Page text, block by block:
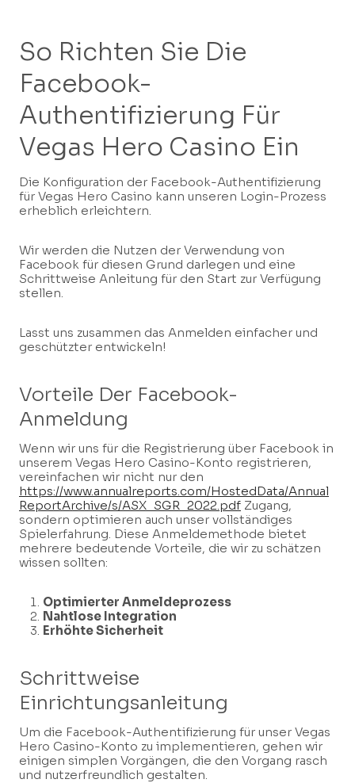
So Richten Sie Die
Facebook-
Authentifizierung Für
Vegas Hero Casino Ein
Die Konfiguration der Facebook-Authentifizierung
für Vegas Hero Casino kann unseren Login-Prozess
erheblich erleichtern.
Wir werden die Nutzen der Verwendung von
Facebook für diesen Grund darlegen und eine
Schrittweise Anleitung für den Start zur Verfügung
stellen.
Lasst uns zusammen das Anmelden einfacher und
geschützter entwickeln!
Vorteile Der Facebook-
Anmeldung
Wenn wir uns für die Registrierung über Facebook in
unserem Vegas Hero Casino-Konto registrieren,
vereinfachen wir nicht nur den
https://www.annualreports.com/HostedData/Annual
ReportArchive/s/ASX_SGR_2022.pdf Zugang,
sondern optimieren auch unser vollständiges
Spielerfahrung. Diese Anmeldemethode bietet
mehrere bedeutende Vorteile, die wir zu schätzen
wissen sollten:
Optimierter Anmeldeprozess
Nahtlose Integration
Erhöhte Sicherheit
Schrittweise
Einrichtungsanleitung
Um die Facebook-Authentifizierung für unser Vegas
Hero Casino-Konto zu implementieren, gehen wir
einigen simplen Vorgängen, die den Vorgang rasch
und nutzerfreundlich gestalten.